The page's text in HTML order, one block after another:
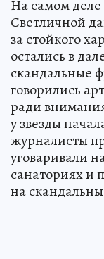
На самом деле
Светличной
за стойкого
остались в
скандальные
говорились
ради
у звезды
журналисты
уговаривали
санаториях и
на